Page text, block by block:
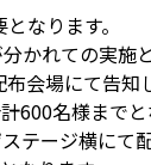
なります。
かれての実施と
会場にて告知
名様までと
テージ横にて